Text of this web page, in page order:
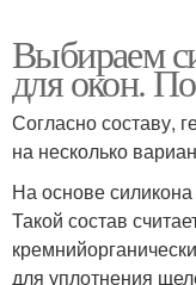
Выбираем
для окон.
Согласно составу,
на несколько
На основе силикона
Такой состав
для уплотнения